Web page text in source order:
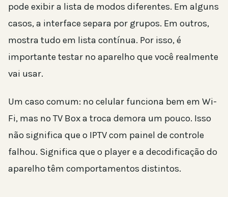
pode exibir a lista de modos diferentes. Em alguns
casos, a interface separa por grupos. Em outros,
mostra tudo em lista contínua. Por isso, é
importante testar no aparelho que você realmente
vai usar.
Um caso comum: no celular funciona bem em Wi-
Fi, mas no TV Box a troca demora um pouco. Isso
não significa que o IPTV com painel de controle
falhou. Significa que o player e a decodificação do
aparelho têm comportamentos distintos.